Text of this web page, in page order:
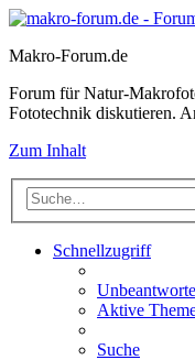
Makro-Forum.de
Forum für Natur-
Fototechnik diskutieren.
Zum Inhalt
Schnellzugriff
Aktive
Suche